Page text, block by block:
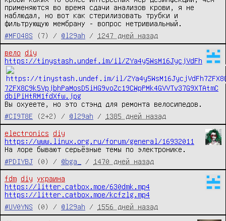
применяются во время сдачи анализов крови, я не
наблюдал, но вот как стерилизовать трубки и
фильтрующую мембрану - вопрос нетривиальный.
#MFO48S
(7) / @l29ah / 1247 дней назад
вело
diy
https://tinystash.undef.im/il/ZYa4y5WsM16JycjVdFh
7ZFX8C9k5VpjbhPaMosD5iHG9voZc19CWpPMk4GVVTv37G9XTAtmC
dbiPiHtRM1fdXfw.jpg
Вы охуеете, но это стэнд для ремонта велосипедов.
#CI9T8E
(2+2) / @l29ah / 1385 дней назад
electronics
diy
https://www.linux.org.ru/forum/general/16932011
На лоре бывают серьёзные темы по электронике.
#PDIYBJ
(0) / @bga_ / 1470 дней назад
fdm diy
украина
https://litter.catbox.moe/630dmk.mp4
https://litter.catbox.moe/kcfzlg.mp4
#UV0YNS
(0) / @l29ah / 1556 дней назад